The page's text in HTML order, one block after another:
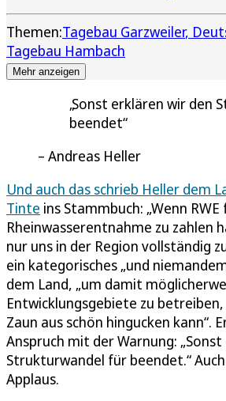
Themen:Tagebau Garzweiler
Tagebau Hambach
Mehr anzeigen
Sonst erklären wir den
beendet
Andreas Heller
Und auch das schrieb Heller dem
Tinte ins Stammbuch: „Wenn RWE
Rheinwasserentnahme zu zahlen
nur uns in der Region vollständig
ein kategorisches „und
dem Land, „um damit
Entwicklungsgebiete zu
Zaun aus schön hingucken kann“.
Anspruch mit der Warnung:
Strukturwandel für beendet.“
Applaus.